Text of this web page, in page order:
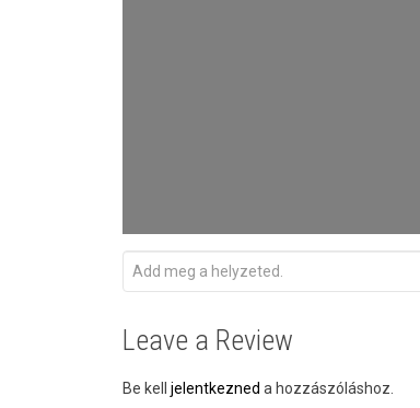
Leave a Review
Be kell jelentkezned a hozzászóláshoz.